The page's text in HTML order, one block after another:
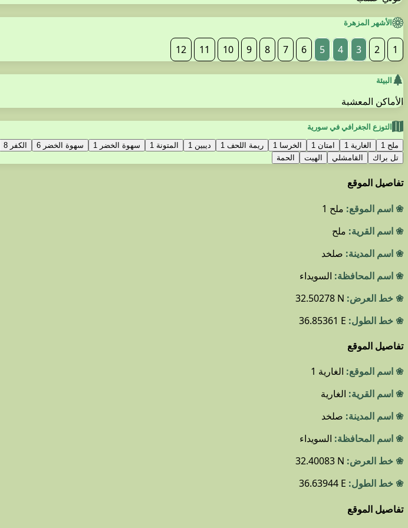
الأشهر المزهرة
1
2
3
4
5
6
7
8
9
10
11
12
البيئة
الأماكن المعشبة
التوزع الجغرافي في سورية
ملح 1 الغارية 1 امتان 1 الخرسا 1 ريمة اللحف 1 ديبين 1 المتونة 1 سهوة الخضر 1 سهوة الخضر 6 الكفر 8
تل براك
القامشلي الهيت الحمة
تفاصيل الموقع
❀ اسم الموقع: ملح 1
❀ اسم القرية: ملح
❀ اسم المدينة: صلخد
❀ اسم المحافظة: السويداء
❀ خط العرض: 32.50278 N
❀ خط الطول: 36.85361 E
تفاصيل الموقع
❀ اسم الموقع: الغارية 1
❀ اسم القرية: الغارية
❀ اسم المدينة: صلخد
❀ اسم المحافظة: السويداء
❀ خط العرض: 32.40083 N
❀ خط الطول: 36.63944 E
تفاصيل الموقع